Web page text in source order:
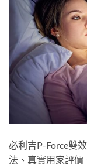
必利吉P-Force雙
法、真實用家評價